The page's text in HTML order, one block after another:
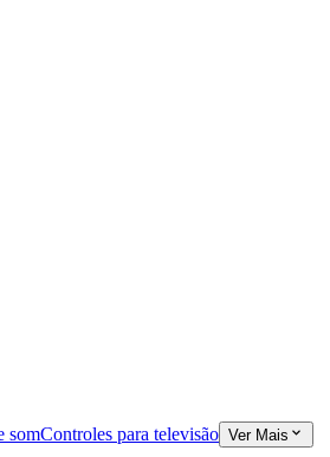
somControles para televisão Ver Mais